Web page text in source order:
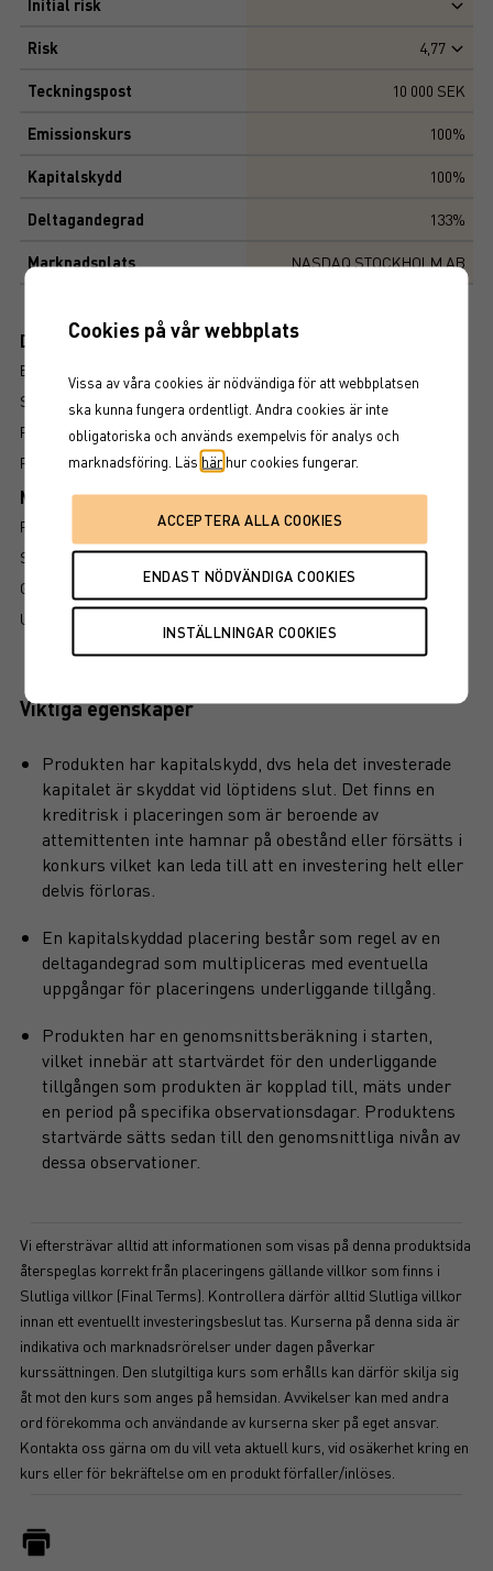
Initial risk
Risk 4,77
Teckningspost 10 000 SEK
Emissionskurs 100%
Kapitalskydd 100%
Deltagandegrad 133%
Marknadsplats NASDAQ STOCKHOLM AB
Dokument
BROSCHYR
SLUTLIGA VILLKOR
PROSPEKT
FAKTABLAD
Mer information om produkten
RISK
SÅ LÄSER DU FAKTABLADET
GRUNDPROSPEKT
UTSKRIFT
Viktiga egenskaper
Produkten har kapitalskydd, dvs hela det investerade
kapitalet är skyddat vid löptidens slut. Det finns en
kreditrisk i placeringen som är beroende av
attemittenten inte hamnar på obestånd eller försätts i
konkurs vilket kan leda till att en investering helt eller
delvis förloras.
En kapitalskyddad placering består som regel av en
deltagandegrad som multipliceras med eventuella
uppgångar för placeringens underliggande tillgång.
Produkten har en genomsnittsberäkning i starten,
vilket innebär att startvärdet för den underliggande
tillgången som produkten är kopplad till, mäts under
en period på specifika observationsdagar. Produktens
startvärde sätts sedan till den genomsnittliga nivån av
dessa observationer.
Vi eftersträvar alltid att informationen som visas på denna produktsida
återspeglas korrekt från placeringens gällande villkor som finns i
Slutliga villkor (Final Terms). Kontrollera därför alltid Slutliga villkor
innan ett eventuellt investeringsbeslut tas. Kurserna på denna sida är
indikativa och marknadsrörelser under dagen påverkar
kurssättningen. Den slutgiltiga kurs som erhålls kan därför skilja sig
åt mot den kurs som anges på hemsidan. Avvikelser kan med andra
ord förekomma och användande av kurserna sker på eget ansvar.
Kontakta oss gärna om du vill veta aktuell kurs, vid osäkerhet kring en
kurs eller för bekräftelse om en produkt förfaller/inlöses.
Cookies på vår webbplats
Vissa av våra cookies är nödvändiga för att webbplatsen
ska kunna fungera ordentligt. Andra cookies är inte
obligatoriska och används exempelvis för analys och
marknadsföring. Läs här hur cookies fungerar.